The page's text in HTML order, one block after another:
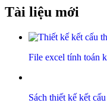
Tài liệu mới
File excel tính toán
Sách thiết kế kết